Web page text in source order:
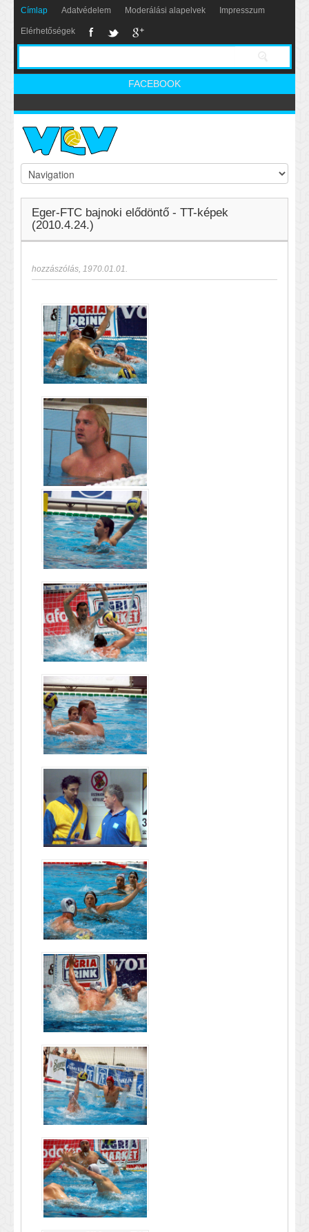
Címlap Adatvédelem Moderálási alapelvek Impresszum
Elérhetőségek
FACEBOOK
Eger-FTC bajnoki elődöntő - TT-képek
(2010.4.24.)
hozzászólás, 1970.01.01.